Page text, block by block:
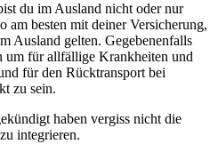
du im Ausland nicht oder nur
am besten mit deiner Versicherung,
Ausland gelten. Gegebenenfalls
um für allfällige Krankheiten und
für den Rücktransport bei
zu sein.
haben vergiss nicht die
integrieren.